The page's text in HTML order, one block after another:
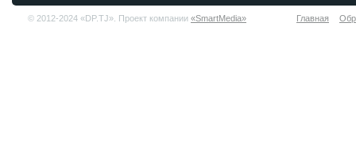
© 2012-2024 «DP.TJ». Проект компании «SmartMedia» Главная